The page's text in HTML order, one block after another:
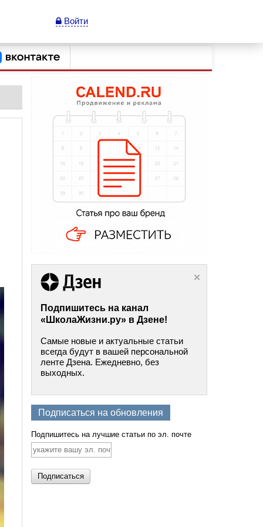
Войти
Подпишитесь на канал
«ШколаЖизни.ру» в Дзене!
Самые новые и актуальные статьи
всегда будут в вашей персональной
ленте Дзена. Ежедневно, без
выходных.
Подписаться на обновления
Подпишитесь на лучшие статьи по эл. почте